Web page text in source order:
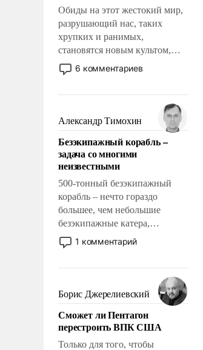
Обиды на этот жестокий мир,
разрушающий нас, таких
хрупких и ранимых,
становятся новым культом,
постепенно вытесняя и
отменяя традиционное
мужественным и твердым под
ударами судьбы, брать на себя
ответственность, помогать
слабым, идти вперед и
адаптироваться.
6 комментариев
Александр Тимохин
Безэкипажный корабль –
задача со многими
неизвестными
500-тонный безэкипажный
корабль – нечто гораздо
большее, чем небольшие
безэкипажные катера,
применение которых уже
стало обыденностью. Задача по
сложна и амбициозна. Однако
и ее реализация радикально
поднимет наши боевые
возможности.
1 комментарий
Борис Джерелиевский
Сможет ли Пентагон
перестроить ВПК США
Только для того, чтобы